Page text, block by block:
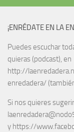
¡ENRÉDATE EN LA
Puedes escuchar
quieras (podcast), en
http://
enredadera/
Si nos quieres
y https://